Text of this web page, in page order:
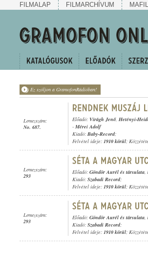
FILMALAP FILMARCHÍVUM
Ez szóljon a GramofonRádióban!
Lemezszám:
No. 687.
Előadó: Virágh Jenő, Hetényi-
- Mérei Adolf
Kiadó: Baby-Record;
Felvétel ideje: 1910 körül;
Lemezszám:
293
Előadó: Göndör Aurél és társulata,
Kiadó: Szabadi Record;
Felvétel ideje: 1910 körül;
Lemezszám:
293
Előadó: Göndör Aurél és társulata,
Kiadó: Szabadi Record;
Felvétel ideje: 1910 körül;